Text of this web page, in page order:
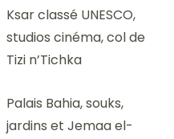
Ksar classé UNESCO,
studios cinéma, col de
Tizi n’Tichka
Palais Bahia, souks,
jardins et Jemaa el-